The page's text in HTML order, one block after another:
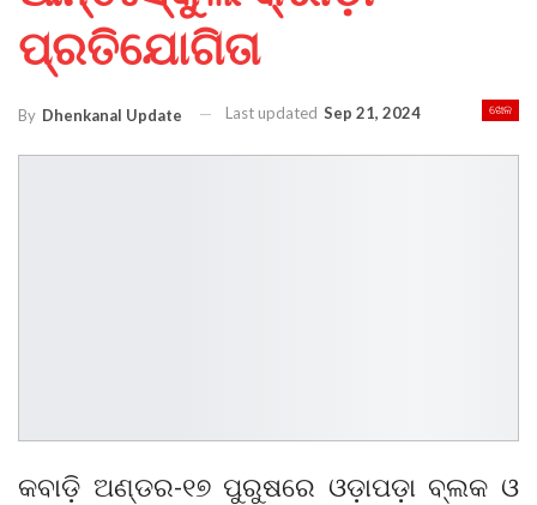
ପ୍ରତିଯୋଗିତା
ଖେଳ
By Dhenkanal Update Last updated Sep 21, 2024
କବାଡ଼ି ଅଣ୍ଡର-୧୭ ପୁରୁଷରେ ଓଡ଼ାପଡ଼ା ବ୍ଲକ ଓ